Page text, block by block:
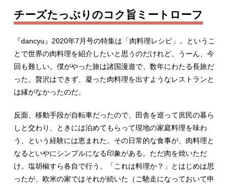
チーズたっぷりのコク旨ミートローフ
『dancyu』2020年7月号の特集は「肉料理レシピ」。というこ
とで世界の肉料理を紹介したいと思うのだけれど、うーん、今
回も難しい。僕がやった旅は諸国漫遊で、数年にわたる長旅だ
った。贅沢はできず、凝った肉料理を出すようなレストランと
は縁がなかったのだ。
反面、移動手段が自転車だったので、田舎を巡って庶民の暮ら
しと交わり、ときには泊めてもらって現地の家庭料理を味わ
う、という経験には恵まれた。その日常的な食事が、肉料理と
なるといやにシンプルになる印象がある。ただ肉を焼いただ
け。塩胡椒すら各自で行う。「これは料理か？」とはじめは思
ったが、欧米の家ではそれが続いた（ご馳走になっておいて申